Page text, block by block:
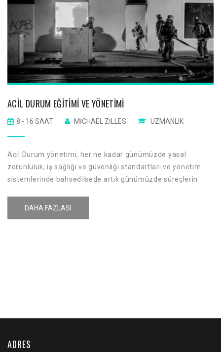
ACIL DURUM EĞITIMI VE YÖNETIMI
8 - 16 SAAT MICHAEL ZILLES UZMANLIK
Acil Durum yönetimi, her ne kadar günümüzde yasal
zorunluluk, iş sağlığı ve güvenliği standartları ve yönetim
sistemlerinde bahsedilsede artık günümüzde süreçlerin
ISO 22301 İş Sürekliliği Yönetim Sistemi
DAHA FAZLASI
ADRES